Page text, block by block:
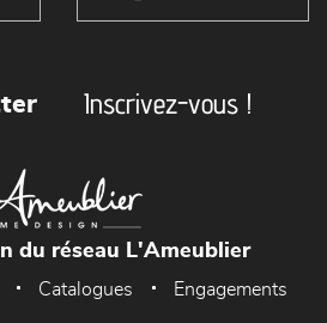
Inscrivez-vous !
du réseau L'Ameublier
Catalogues Engagements